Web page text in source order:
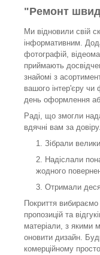
"Ремонт
Ми відновили свій
інформативним.
фотографій,
приймають
знайомі з
вашого інтер'єру
день оформлення
Раді, що змогли
вдячні вам за
Зібрали
Надіслали
жодного
Отримали
Покриття
пропозицій та
матеріали, з якими
оновити дизайн.
комерційному